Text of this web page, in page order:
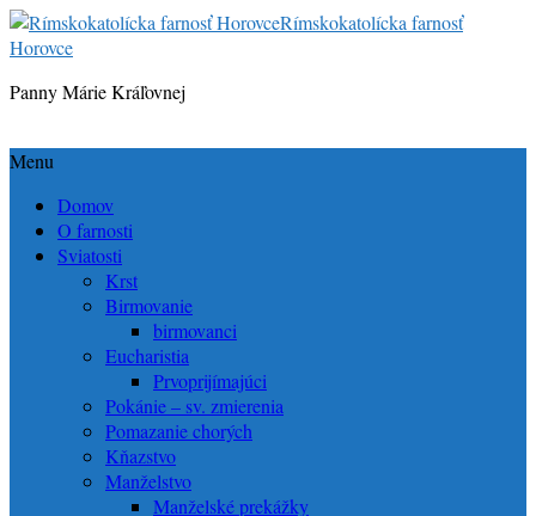
Rímskokatolícka farnosť
Horovce
Panny Márie Kráľovnej
Menu
Domov
O farnosti
Sviatosti
Krst
Birmovanie
birmovanci
Eucharistia
Prvoprijímajúci
Pokánie – sv. zmierenia
Pomazanie chorých
Kňazstvo
Manželstvo
Manželské prekážky